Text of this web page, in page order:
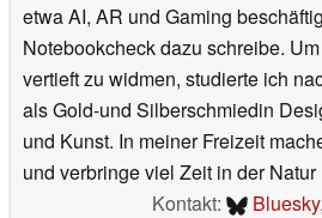
etwa AI, AR und Gaming
Notebookcheck dazu schreibe.
vertieft zu widmen, studierte ich
als Gold-und Silberschmiedin
und Kunst. In meiner Freizeit
und verbringe viel Zeit in der
Kontakt:
Bluesky,